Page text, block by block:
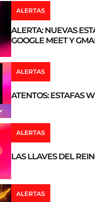
ALERTAS
ALERTA: NUEVAS
GOOGLE MEET Y
ALERTAS
ATENTOS: ESTAFAS
ALERTAS
LAS LLAVES DEL
ALERTAS